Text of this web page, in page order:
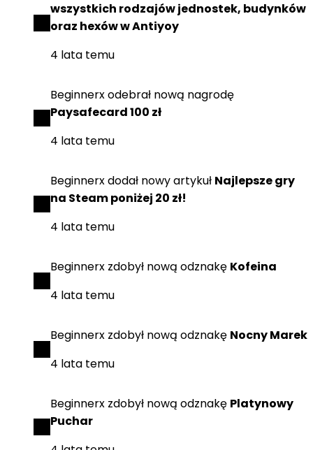
wszystkich rodzajów jednostek, budynków
oraz hexów w Antiyoy
4 lata temu
Beginnerxodebrał nową nagrodę
Paysafecard 100 zł
4 lata temu
Beginnerxdodał nowy artykuł Najlepsze gry
na Steam poniżej 20 zł!
4 lata temu
Beginnerx zdobył nową odznakę Kofeina
4 lata temu
Beginnerx zdobył nową odznakę Nocny Marek
4 lata temu
Beginnerx zdobył nową odznakę Platynowy
Puchar